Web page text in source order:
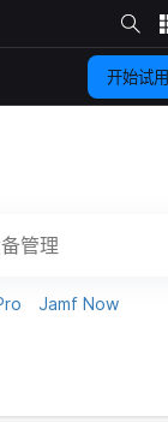
站
​内
​搜
索
开始试用
Jamf Now